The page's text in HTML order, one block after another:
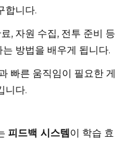
합니다.
, 자원 수집, 전투 준비 등
방법을 배우게 됩니다.
빠른 움직임이 필요한 게
니다.
피드백 시스템 이 학습 효